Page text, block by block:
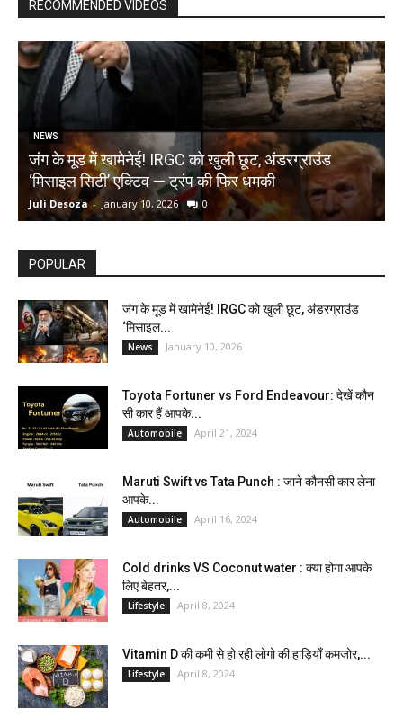
RECOMMENDED VIDEOS
NEWS
जंग के मूड में खामेनेई! IRGC को खुली छूट, अंडरग्राउंड
‘मिसाइल सिटी’ एक्टिव — ट्रंप की फिर धमकी
Juli Desoza - January 10, 2026 0
POPULAR
जंग के मूड में खामेनेई! IRGC को खुली छूट, अंडरग्राउंड
‘मिसाइल...
News January 10, 2026
Toyota Fortuner vs Ford Endeavour: देखें कौन
सी कार हैं आपके...
Automobile April 21, 2024
Maruti Swift vs Tata Punch : जाने कौनसी कार लेना
आपके...
Automobile April 16, 2024
Cold drinks VS Coconut water : क्या होगा आपके
लिए बेहतर,...
Lifestyle April 8, 2024
Vitamin D की कमी से हो रही लोगो की हाड़ियाँ कमजोर,...
Lifestyle April 8, 2024